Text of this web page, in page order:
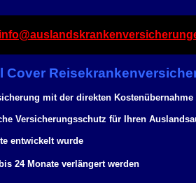
Cover
mit der direkten
Versicherungsschutz für Ihren
entwickelt wurde
24 Monate verlängert werden